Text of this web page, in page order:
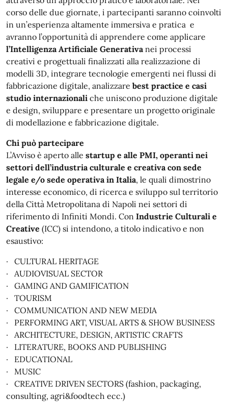
corso delle due giornate, i partecipanti saranno coinvolti
in un’esperienza altamente immersiva e pratica e
avranno l’opportunità di apprendere come applicare
l’Intelligenza Artificiale Generativanei processi
creativi e progettuali finalizzati alla realizzazione di
modelli 3D, integrare tecnologie emergenti nei flussi di
fabbricazione digitale, analizzare best practice e casi
studio internazionali che uniscono produzione digitale
e design, sviluppare e presentare un progetto originale
di modellazione e fabbricazione digitale.
Chi può partecipare
L’Avviso è aperto alle startup e alle PMI, operanti nei
settori dell’industria culturale e creativa con sede
legale e/o sede operativa in Italia, le quali dimostrino
interesse economico, di ricerca e sviluppo sul territorio
della Città Metropolitana di Napoli nei settori di
riferimento di Infiniti Mondi. Con Industrie Culturali e
Creative (ICC) si intendono, a titolo indicativo e non
esaustivo:
· CULTURAL HERITAGE
· AUDIOVISUAL SECTOR
· GAMING AND GAMIFICATION
· TOURISM
· COMMUNICATION AND NEW MEDIA
· PERFORMING ART, VISUAL ARTS & SHOW BUSINESS
· ARCHITECTURE, DESIGN, ARTISTIC CRAFTS
· LITERATURE, BOOKS AND PUBLISHING
· EDUCATIONAL
· MUSIC
· CREATIVE DRIVEN SECTORS (fashion, packaging,
consulting, agri&foodtech ecc.)